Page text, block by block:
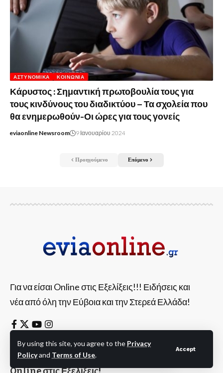
By using this site, you agree to the Privacy
Policyand Terms of Use.
Accept
ΑΣΤΥΝΟΜΙΚΆ ΚΟΙΝΩΝΊΑ
Κάρυστος : Σημαντική πρωτοβουλία τους για
τους κινδύνους του διαδικτύου – Τα σχολεία που
θα ενημερωθούν-Οι ώρες για τους γονείς
eviaonline Newsroom 9 Ιανουαρίου 2024
Προηγούμενο Επόμενο
Για να είσαι Online στις Εξελίξεις!!! Ειδήσεις και
νέα από όλη την Εύβοια και την Στερεά Ελλάδα!
Η Εύβοια πάντα